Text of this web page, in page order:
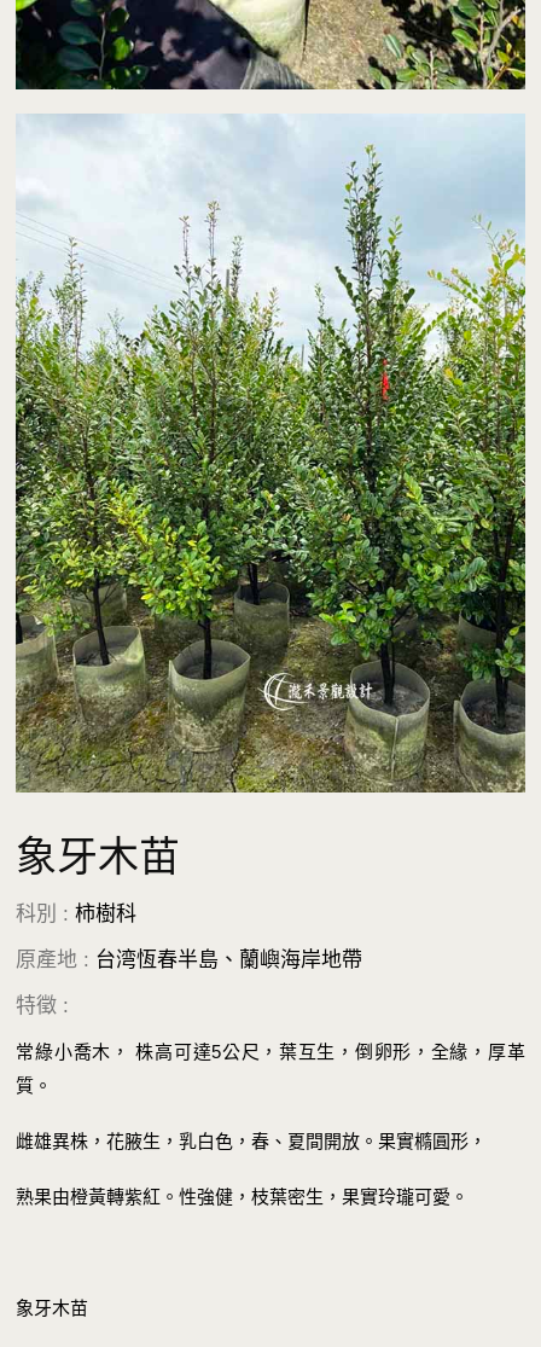
象牙木苗
科別 : 柿樹科
原產地 : 台湾恆春半島、蘭嶼海岸地帶
特徵 :
常綠小喬木， 株高可達5公尺，葉互生，倒卵形，全緣，厚革
質。
雌雄異株，花腋生，乳白色，春、夏間開放。果實橢圓形，
熟果由橙黃轉紫紅。性強健，枝葉密生，果實玲瓏可愛。
象牙木苗